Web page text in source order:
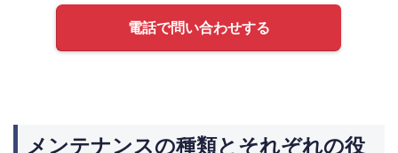
電話で問い合わせする
メンテナンスの種類とそれぞれの役